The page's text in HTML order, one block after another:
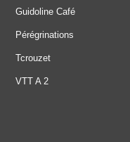
Guidoline Café
Pérégrinations
Tcrouzet
VTT A 2